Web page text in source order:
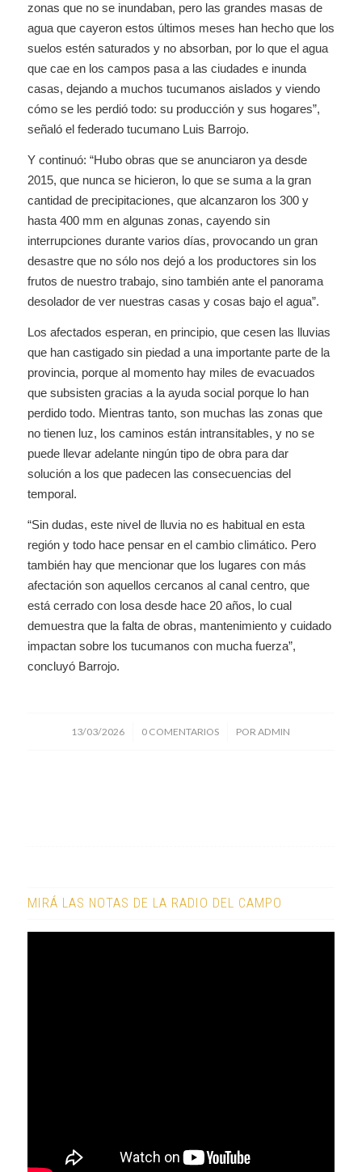
zonas que no se inundaban, pero las grandes masas de
agua que cayeron estos últimos meses han hecho que los
suelos estén saturados y no absorban, por lo que el agua
que cae en los campos pasa a las ciudades e inunda
casas, dejando a muchos tucumanos aislados y viendo
cómo se les perdió todo: su producción y sus hogares”,
señaló el federado tucumano Luis Barrojo.
Y continuó: “Hubo obras que se anunciaron ya desde
2015, que nunca se hicieron, lo que se suma a la gran
cantidad de precipitaciones, que alcanzaron los 300 y
hasta 400 mm en algunas zonas, cayendo sin
interrupciones durante varios días, provocando un gran
desastre que no sólo nos dejó a los productores sin los
frutos de nuestro trabajo, sino también ante el panorama
desolador de ver nuestras casas y cosas bajo el agua”.
Los afectados esperan, en principio, que cesen las lluvias
que han castigado sin piedad a una importante parte de la
provincia, porque al momento hay miles de evacuados
que subsisten gracias a la ayuda social porque lo han
perdido todo. Mientras tanto, son muchas las zonas que
no tienen luz, los caminos están intransitables, y no se
puede llevar adelante ningún tipo de obra para dar
solución a los que padecen las consecuencias del
temporal.
“Sin dudas, este nivel de lluvia no es habitual en esta
región y todo hace pensar en el cambio climático. Pero
también hay que mencionar que los lugares con más
afectación son aquellos cercanos al canal centro, que
está cerrado con losa desde hace 20 años, lo cual
demuestra que la falta de obras, mantenimiento y cuidado
impactan sobre los tucumanos con mucha fuerza”,
concluyó Barrojo.
13/03/2026
/ 0 COMENTARIOS
/ PORADMIN
MIRÁ LAS NOTAS DE LA RADIO DEL CAMPO